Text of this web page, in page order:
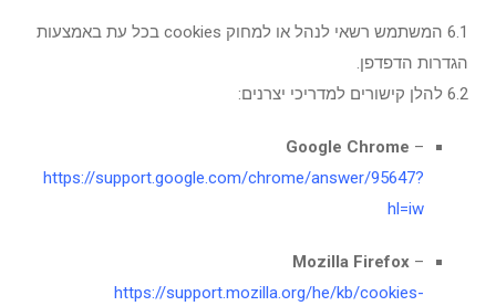
6.1 המשתמש רשאי לנהל או למחוק cookies בכל עת באמצעות
הגדרות הדפדפן.
6.2 להלן קישורים למדריכי יצרנים:
Google Chrome –
https://support.google.com/chrome/answer/95647?
hl=iw
Mozilla Firefox –
https://support.mozilla.org/he/kb/cookies-